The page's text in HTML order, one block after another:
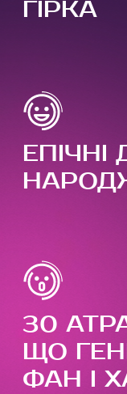
ГІРКА
ЕПІЧНІ
30
ЩО
ФАН І